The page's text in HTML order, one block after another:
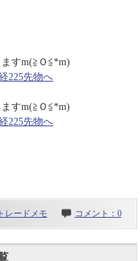
すm(≧Ｏ≦*m)
すm(≧Ｏ≦*m)
トレードメモ コメント：0